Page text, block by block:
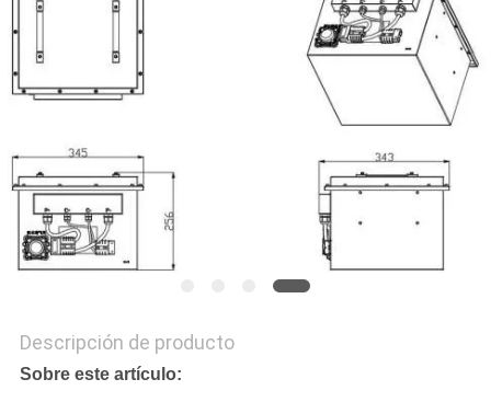
PIDA
UNA
CITA
MAPA
DEL
SITIO
POLICY
Descripción de producto
Sobre este artículo: